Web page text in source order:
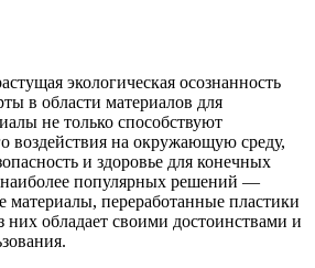
экологическая осознанность
в области материалов для
не только способствуют
воздействия на окружающую среду,
и здоровье для конечных
наиболее популярных решений —
материалы, переработанные пластики
обладает своими достоинствами и